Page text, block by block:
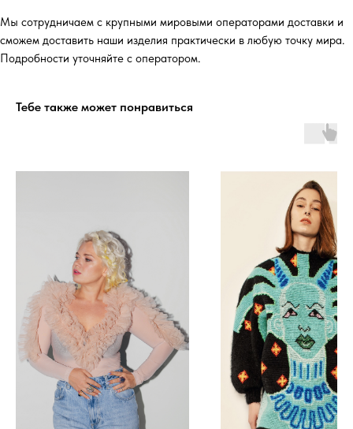
Мы сотрудничаем с крупными мировыми операторами доставки и
сможем доставить наши изделия практически в любую точку мира.
Подробности уточняйте с оператором.
Тебе также может понравиться